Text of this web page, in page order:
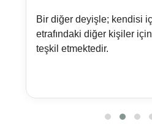
Bir diğer deyişle; kendisi
etrafındaki diğer kişiler
teşkil etmektedir.